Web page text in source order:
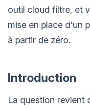
outil cloud filtre, et
mise en place d'un
à partir de zéro.
Introduction
La question revient